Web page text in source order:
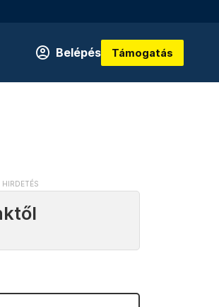
Belépés Támogatás